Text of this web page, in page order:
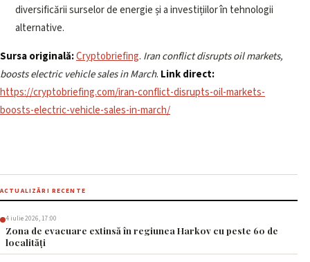
diversificării surselor de energie și a investițiilor în tehnologii
alternative.
Sursa originală:Cryptobriefing. Iran conflict disrupts oil markets,
boosts electric vehicle sales in March. Link direct:
https://cryptobriefing.com/iran-conflict-disrupts-oil-markets-
boosts-electric-vehicle-sales-in-march/
ACTUALIZĂRI RECENTE
4 iulie 2026, 17:00
Zona de evacuare extinsă în regiunea Harkov cu peste 60 de
localități